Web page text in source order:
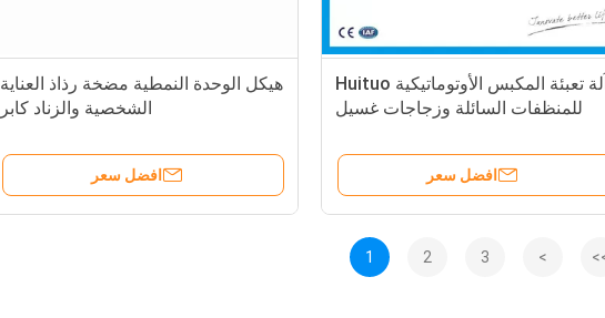
هيكل الوحدة النمطية مضخة رذاذ العناية
الشخصية والزناد كابر
افضل سعر
آلة تعبئة المكبس الأوتوماتيكية Huituo
للمنظفات السائلة وزجاجات غسيل
افضل سعر
1 2 3 >